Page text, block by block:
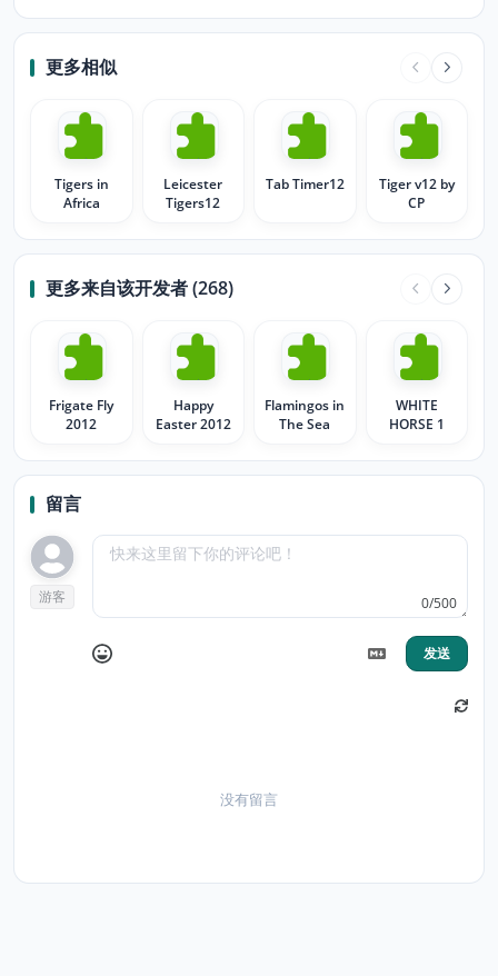
更多相似
Tigers in
Africa
Leicester
Tigers12
Tab Timer12
Tiger v12 by
CP
更多来自该开发者 (268)
Frigate Fly
2012
Happy
Easter 2012
Flamingos in
The Sea
WHITE
HORSE 1
留言
游客 0/500
发送
没有留言